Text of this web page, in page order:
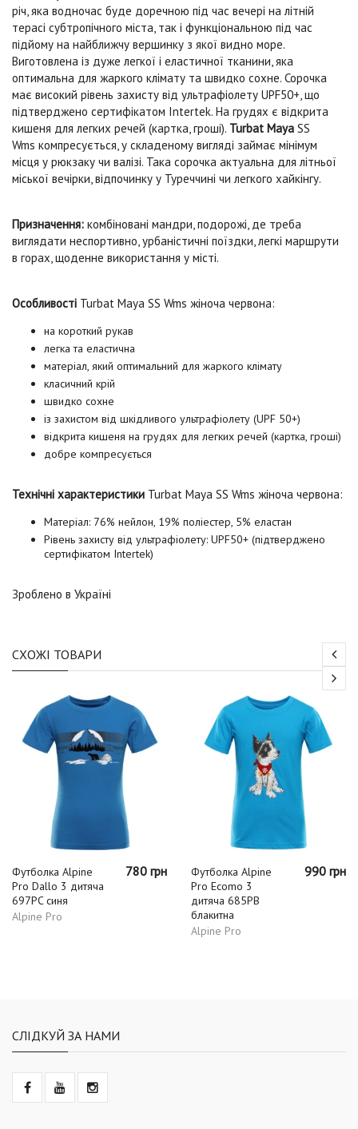
річ, яка водночас буде доречною під час вечері на літній
терасі субтропічного міста, так і функціональною під час
підйому на найближчу вершинку з якої видно море.
Виготовлена із дуже легкої і еластичної тканини, яка
оптимальна для жаркого клімату та швидко сохне. Сорочка
має високий рівень захисту від ультрафіолету UPF50+, що
підтверджено сертифікатом Intertek. На грудях є відкрита
кишеня для легких речей (картка, гроші). Turbat Maya SS
Wms компресується, у складеному вигляді займає мінімум
місця у рюкзаку чи валізі. Така сорочка актуальна для літньої
міської вечірки, відпочинку у Туреччині чи легкого хайкінгу.
Призначення: комбіновані мандри, подорожі, де треба
виглядати неспортивно, урбаністичні поїздки, легкі маршрути
в горах, щоденне використання у місті.
Особливості Turbat Maya SS Wms жіноча червона:
на короткий рукав
легка та еластична
матеріал, який оптимальний для жаркого клімату
класичний крій
швидко сохне
із захистом від шкідливого ультрафіолету (UPF 50+)
відкрита кишеня на грудях для легких речей (картка, гроші)
добре компресується
Технічні характеристики Turbat Maya SS Wms жіноча червона:
Матеріал: 76% нейлон, 19% поліестер, 5% еластан
Рівень захисту від ультрафіолету: UPF50+ (підтверджено
сертифікатом Intertek)
Зроблено в Україні
СХОЖІ ТОВАРИ
Футболка Alpine
Pro Dallo 3 дитяча
697PC синя
Alpine Pro
780 грн
Футболка Alpine
Pro Ecomo 3
дитяча 685PB
блакитна
Alpine Pro
990 грн
СЛІДКУЙ ЗА НАМИ